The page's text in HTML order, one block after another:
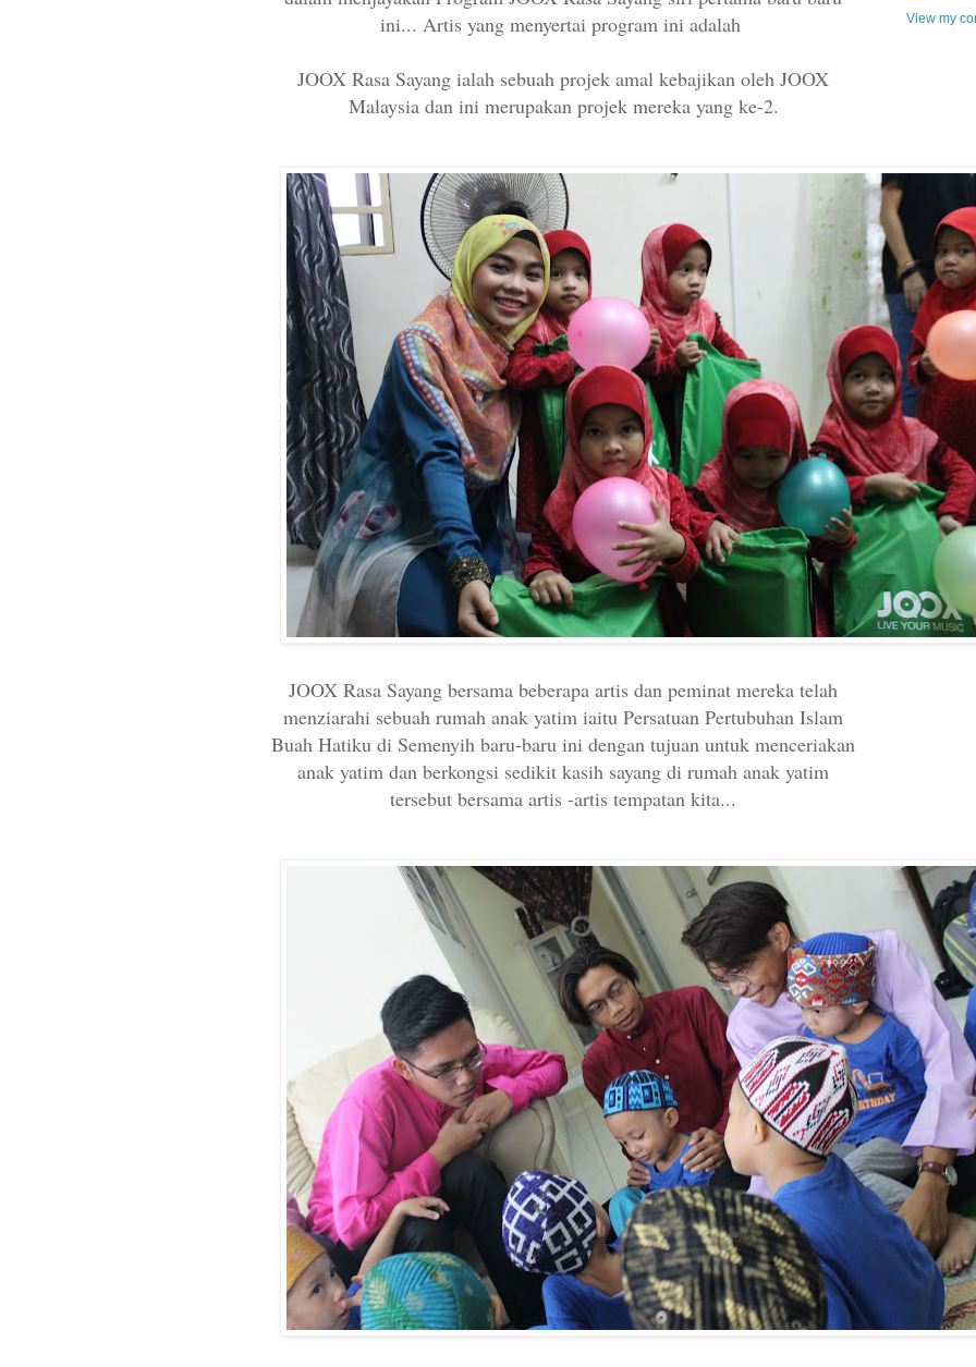
ini... Artis yang menyertai program ini adalah
JOOX Rasa Sayang ialah sebuah projek amal kebajikan oleh JOOX
Malaysia dan ini merupakan projek mereka yang ke-2.
JOOX Rasa Sayang bersama beberapa artis dan peminat mereka telah
menziarahi sebuah rumah anak yatim iaitu Persatuan Pertubuhan Islam
Buah Hatiku di Semenyih baru-baru ini dengan tujuan untuk menceriakan
anak yatim dan berkongsi sedikit kasih sayang di rumah anak yatim
tersebut bersama artis -artis tempatan kita...
View my